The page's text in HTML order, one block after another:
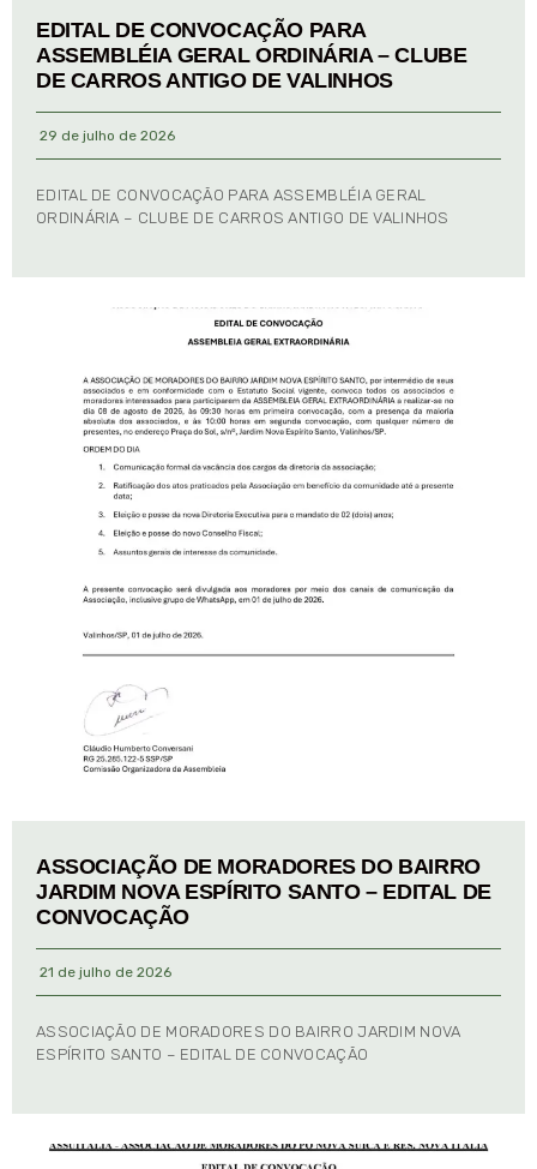
EDITAL DE CONVOCAÇÃO PARA
ASSEMBLÉIA GERAL ORDINÁRIA – CLUBE
DE CARROS ANTIGO DE VALINHOS
29 de julho de 2026
EDITAL DE CONVOCAÇÃO PARA ASSEMBLÉIA GERAL
ORDINÁRIA – CLUBE DE CARROS ANTIGO DE VALINHOS
ASSOCIAÇÃO DE MORADORES DO BAIRRO
JARDIM NOVA ESPÍRITO SANTO – EDITAL DE
CONVOCAÇÃO
21 de julho de 2026
ASSOCIAÇÃO DE MORADORES DO BAIRRO JARDIM NOVA
ESPÍRITO SANTO – EDITAL DE CONVOCAÇÃO